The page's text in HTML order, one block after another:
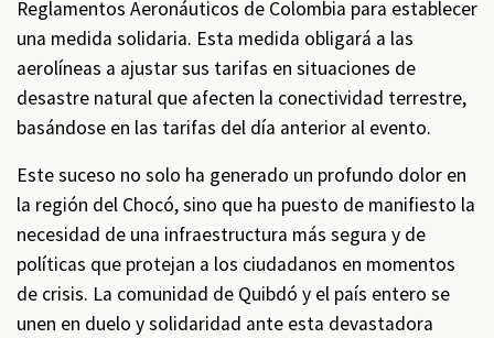
Reglamentos Aeronáuticos de Colombia para establecer
una medida solidaria. Esta medida obligará a las
aerolíneas a ajustar sus tarifas en situaciones de
desastre natural que afecten la conectividad terrestre,
basándose en las tarifas del día anterior al evento.
Este suceso no solo ha generado un profundo dolor en
la región del Chocó, sino que ha puesto de manifiesto la
necesidad de una infraestructura más segura y de
políticas que protejan a los ciudadanos en momentos
de crisis. La comunidad de Quibdó y el país entero se
unen en duelo y solidaridad ante esta devastadora